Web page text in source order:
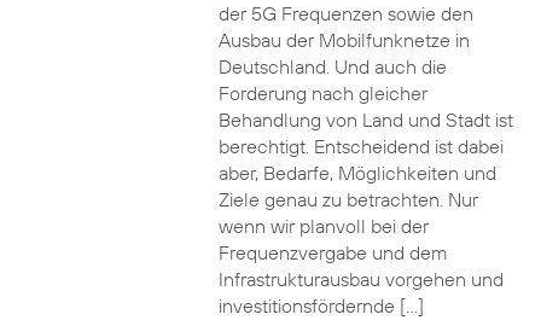
der 5G Frequenzen sowie den
Ausbau der Mobilfunknetze in
Deutschland. Und auch die
Forderung nach gleicher
Behandlung von Land und Stadt ist
berechtigt. Entscheidend ist dabei
aber, Bedarfe, Möglichkeiten und
Ziele genau zu betrachten. Nur
wenn wir planvoll bei der
Frequenzvergabe und dem
Infrastrukturausbau vorgehen und
investitionsfördernde […]